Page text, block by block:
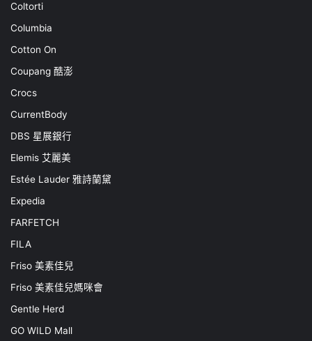
Coltorti
Columbia
Cotton On
Coupang 酷澎
Crocs
CurrentBody
DBS 星展銀行
Elemis 艾麗美
Estée Lauder 雅詩蘭黛
Expedia
FARFETCH
FILA
Friso 美素佳兒
Friso 美素佳兒媽咪會
Gentle Herd
GO WILD Mall